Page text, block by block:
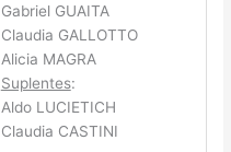
Gabriel GUAITA
Claudia GALLOTTO
Alicia MAGRA
Suplentes:
Aldo LUCIETICH
Claudia CASTINI